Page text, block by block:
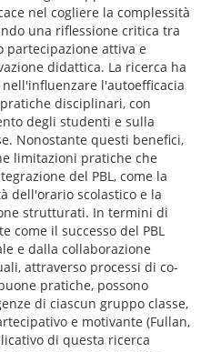
nel cogliere la complessità
una riflessione critica tra
partecipazione attiva e
didattica. La ricerca ha
l'autoefficacia
disciplinari, con
degli studenti e sulla
Nonostante questi benefici,
limitazioni pratiche che
del PBL, come la
dell'orario scolastico e la
strutturati. In termini di
come il successo del PBL
e dalla collaborazione
attraverso processi di co-
pratiche, possono
di ciascun gruppo classe,
e motivante (Fullan,
di questa ricerca